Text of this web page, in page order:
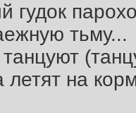
гудок
тьму...
на